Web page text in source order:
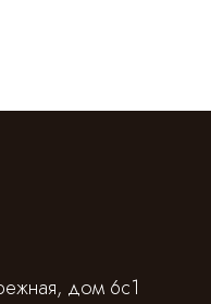
дом 6с1